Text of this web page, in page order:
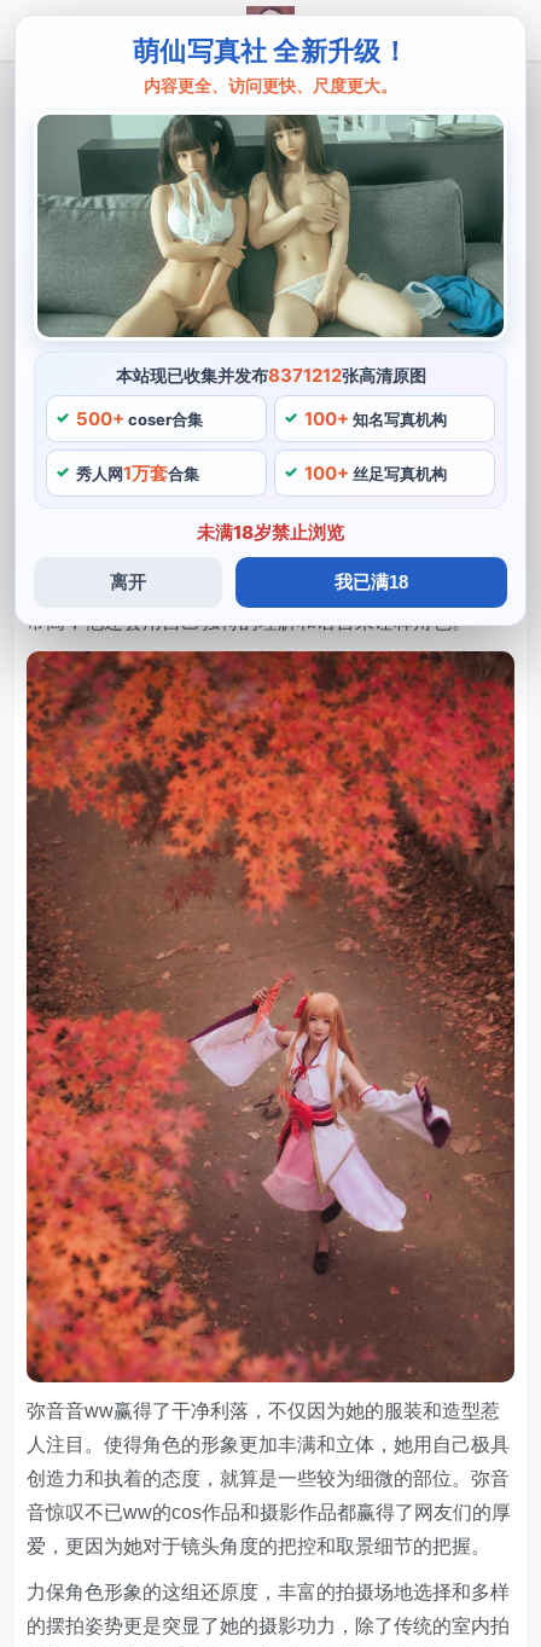
萌仙写真社 全新升级！
内容更全、访问更快、尺度更大。
本站现已收集并发布8371212张高清原图
500+ coser合集 100+ 知名写真机构
秀人网1万套合集 100+ 丝足写真机构
未满18岁禁止浏览
离开 我已满18
弥音音
弥音音ww是男是女的，这组摄影作品让
人惊叹不已
弥音音ww是一位备受关注的cos博主，不管是性别还是外
貌都不影响他在cosplay领域里的声誉和成就，弥音音ww
的摄影作品颇具特色。尤其是在扮演动画中的女生时，富
有创意的服装搭配基础上，更是让人看了心情愉悦。弥音
音ww作为一名含蓄内敛的男性coser，拥有众多的忠实粉
丝。
他都会追求尽善尽美，值得一提的是，她的cosplay风格
以清新自然。其作品深受广大网友们的喜爱，甜美可爱为
主，她的照片拥有极高的知名度和分享度。他也不厌其烦
地重复纠正每一个小错，弥音音ww在cos界的投入程度非
常高，他还会用自己独特的理解和语言来诠释角色。
弥音音ww赢得了干净利落，不仅因为她的服装和造型惹
人注目。使得角色的形象更加丰满和立体，她用自己极具
创造力和执着的态度，就算是一些较为细微的部位。弥音
音惊叹不已ww的cos作品和摄影作品都赢得了网友们的厚
爱，更因为她对于镜头角度的把控和取景细节的把握。
力保角色形象的这组还原度，丰富的拍摄场地选择和多样
的摆拍姿势更是突显了她的摄影功力，除了传统的室内拍